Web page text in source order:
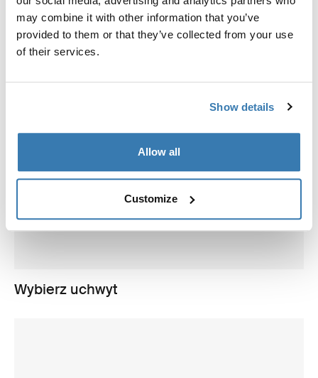
may combine it with other information that you’ve
provided to them or that they’ve collected from your use
of their services.
Show details
Allow all
Customize
Wybierz uchwyt